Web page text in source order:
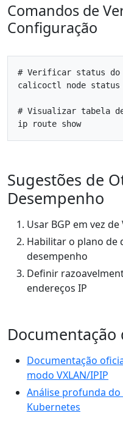
Comandos de
Configuração
# Verificar status do
# Visualizar tabela
Sugestões de
Desempenho
Usar BGP em vez
Habilitar o plano de
desempenho
Definir
endereços IP
Documentação
Documentação
modo VXLAN/IPIP
Análise profunda
Kubernetes